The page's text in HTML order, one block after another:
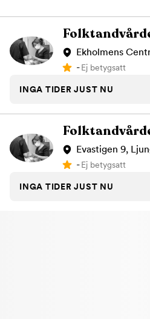
Ekholmens
-Ej betygsatt
INGA TIDER JUST NU
Evastigen 9,
-Ej betygsatt
INGA TIDER JUST NU